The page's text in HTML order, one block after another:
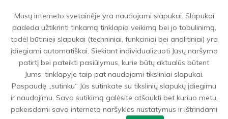
Futbolas
GRĮŽTI ATGAL ĮSPORTO PREKĖS
FILTRAI
Mūsų interneto svetainėje yra naudojami slapukai. Slapukai
padeda užtikrinti tinkamą tinklapio veikimą bei jo tobulinimą,
todėl būtinieji slapukai (techniniai, funkciniai bei analitiniai) yra
įdiegiami automatiškai. Siekiant individualizuoti Jūsų naršymo
patirtį bei pateikti pasiūlymus, kurie būtų aktualūs būtent
Jums, tinklapyje taip pat naudojami tiksliniai slapukai.
Paspaudę „sutinku“ Jūs sutinkate su tikslinių slapukų įdiegimu
ir naudojimu. Savo sutikimą galėsite atšaukti bet kuriuo metu,
pakeisdami savo interneto naršyklės nustatymus ir ištrindami